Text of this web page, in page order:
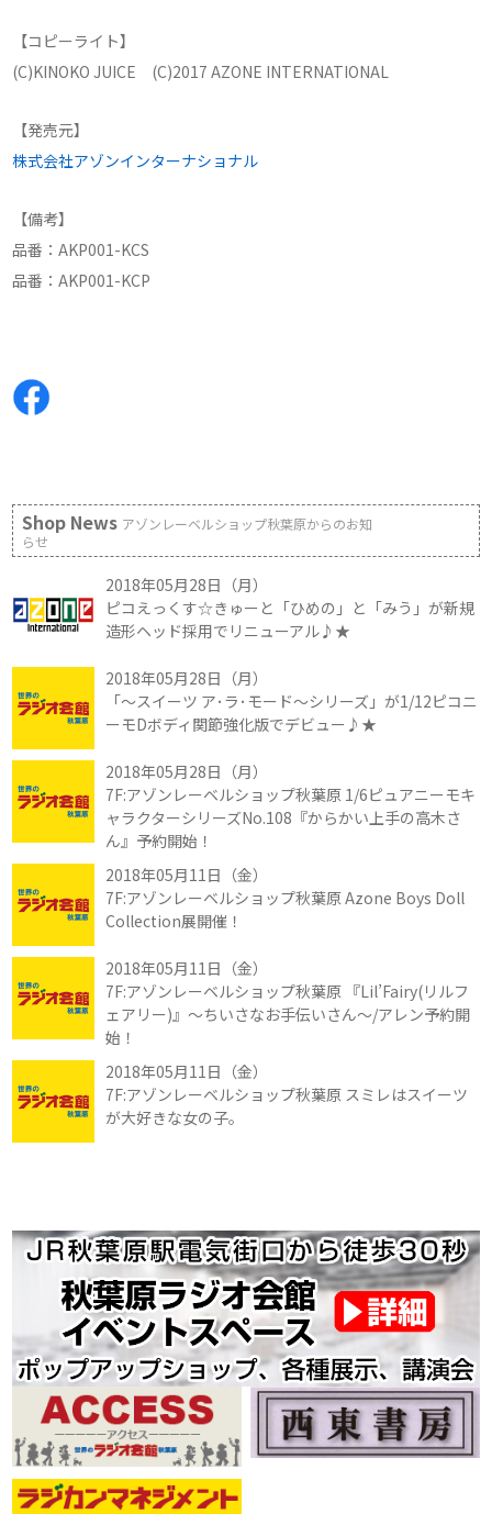
【コピーライト】
(C)KINOKO JUICE (C)2017 AZONE INTERNATIONAL
【発売元】
株式会社アゾンインターナショナル
【備考】
品番：AKP001-KCS
品番：AKP001-KCP
Shop News アゾンレーベルショップ秋葉原からのお知
らせ
2018年05月28日（月）
ピコえっくす☆きゅーと「ひめの」と「みう」が新規
造形ヘッド採用でリニューアル♪★
2018年05月28日（月）
「～スイーツ ア･ラ･モード～シリーズ」が1/12ピコニ
ーモDボディ関節強化版でデビュー♪★
2018年05月28日（月）
7F:アゾンレーベルショップ秋葉原 1/6ピュアニーモキ
ャラクターシリーズNo.108『からかい上手の高木さ
ん』予約開始！
2018年05月11日（金）
7F:アゾンレーベルショップ秋葉原 Azone Boys Doll
Collection展開催！
2018年05月11日（金）
7F:アゾンレーベルショップ秋葉原 『Lil’Fairy(リルフ
ェアリー)』～ちいさなお手伝いさん～/アレン予約開
始！
2018年05月11日（金）
7F:アゾンレーベルショップ秋葉原 スミレはスイーツ
が大好きな女の子。